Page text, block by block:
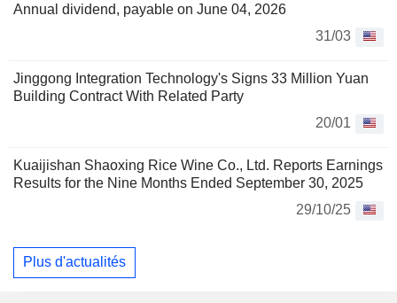
Annual dividend, payable on June 04, 2026
31/03
Jinggong Integration Technology's Signs 33 Million Yuan
Building Contract With Related Party
20/01
Kuaijishan Shaoxing Rice Wine Co., Ltd. Reports Earnings
Results for the Nine Months Ended September 30, 2025
29/10/25
Plus d'actualités